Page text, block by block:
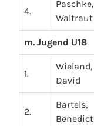
4.
Paschke,
Waltraut
m. Jugend U18
1.
Wieland,
David
2.
Bartels,
Benedict